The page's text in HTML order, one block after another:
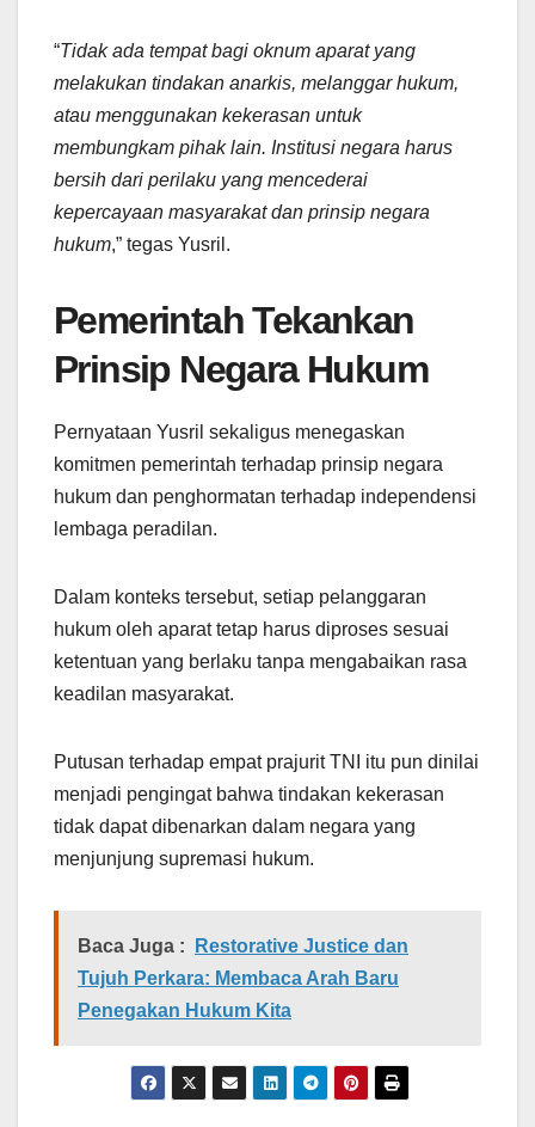
“Tidak ada tempat bagi oknum aparat yang
melakukan tindakan anarkis, melanggar hukum,
atau menggunakan kekerasan untuk
membungkam pihak lain. Institusi negara harus
bersih dari perilaku yang mencederai
kepercayaan masyarakat dan prinsip negara
hukum,” tegas Yusril.
Pemerintah Tekankan
Prinsip Negara Hukum
Pernyataan Yusril sekaligus menegaskan
komitmen pemerintah terhadap prinsip negara
hukum dan penghormatan terhadap independensi
lembaga peradilan.
Dalam konteks tersebut, setiap pelanggaran
hukum oleh aparat tetap harus diproses sesuai
ketentuan yang berlaku tanpa mengabaikan rasa
keadilan masyarakat.
Putusan terhadap empat prajurit TNI itu pun dinilai
menjadi pengingat bahwa tindakan kekerasan
tidak dapat dibenarkan dalam negara yang
menjunjung supremasi hukum.
Baca Juga :
Restorative Justice dan
Tujuh Perkara: Membaca Arah Baru
Penegakan Hukum Kita